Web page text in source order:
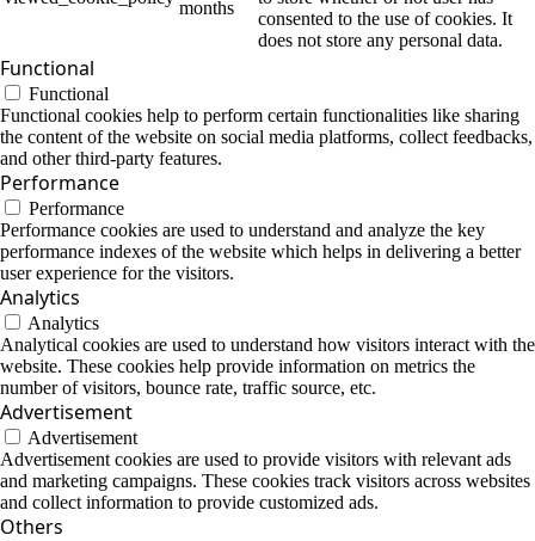
months
consented to the use of cookies. It
does not store any personal data.
Functional
Functional
Functional cookies help to perform certain functionalities like sharing
the content of the website on social media platforms, collect feedbacks,
and other third-party features.
Performance
Performance
Performance cookies are used to understand and analyze the key
performance indexes of the website which helps in delivering a better
user experience for the visitors.
Analytics
Analytics
Analytical cookies are used to understand how visitors interact with the
website. These cookies help provide information on metrics the
number of visitors, bounce rate, traffic source, etc.
Advertisement
Advertisement
Advertisement cookies are used to provide visitors with relevant ads
and marketing campaigns. These cookies track visitors across websites
and collect information to provide customized ads.
Others